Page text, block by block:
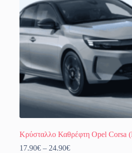
επιλεγούν
στη
σελίδα
του
προϊόντος
Κρύσταλλο Καθρέφτη Opel Corsa
17.90€ – 24.90€Price